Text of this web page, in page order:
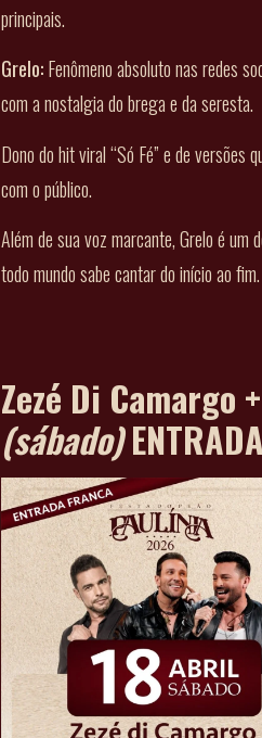
principais.
Grelo:Fenômeno absoluto nas redes
com a nostalgia do brega e da seresta.
Dono do hit viral “Só Fé” e de versões
com o público.
Além de sua voz marcante, Grelo é um
todo mundo sabe cantar do início ao fim.
Zezé Di Camargo
(sábado)